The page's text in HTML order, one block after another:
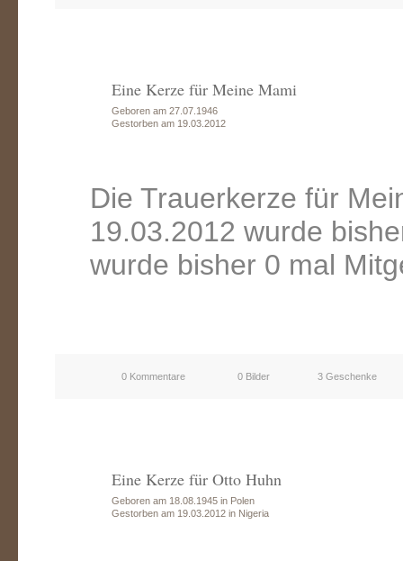
Eine Kerze für Meine Mami
Geboren am 27.07.1946
Gestorben am 19.03.2012
Die Trauerkerze für
19.03.2012 wurde
wurde bisher 0 mal
0 Kommentare 0 Bilder 3 Geschenke
Eine Kerze für Otto Huhn
Geboren am 18.08.1945 in Polen
Gestorben am 19.03.2012 in Nigeria